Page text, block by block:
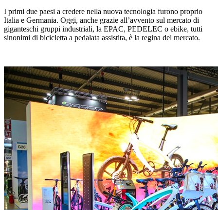
I primi due paesi a credere nella nuova tecnologia furono proprio
Italia e Germania. Oggi, anche grazie all’avvento sul mercato di
giganteschi gruppi industriali, la EPAC, PEDELEC o ebike, tutti
sinonimi di bicicletta a pedalata assistita, è la regina del mercato.